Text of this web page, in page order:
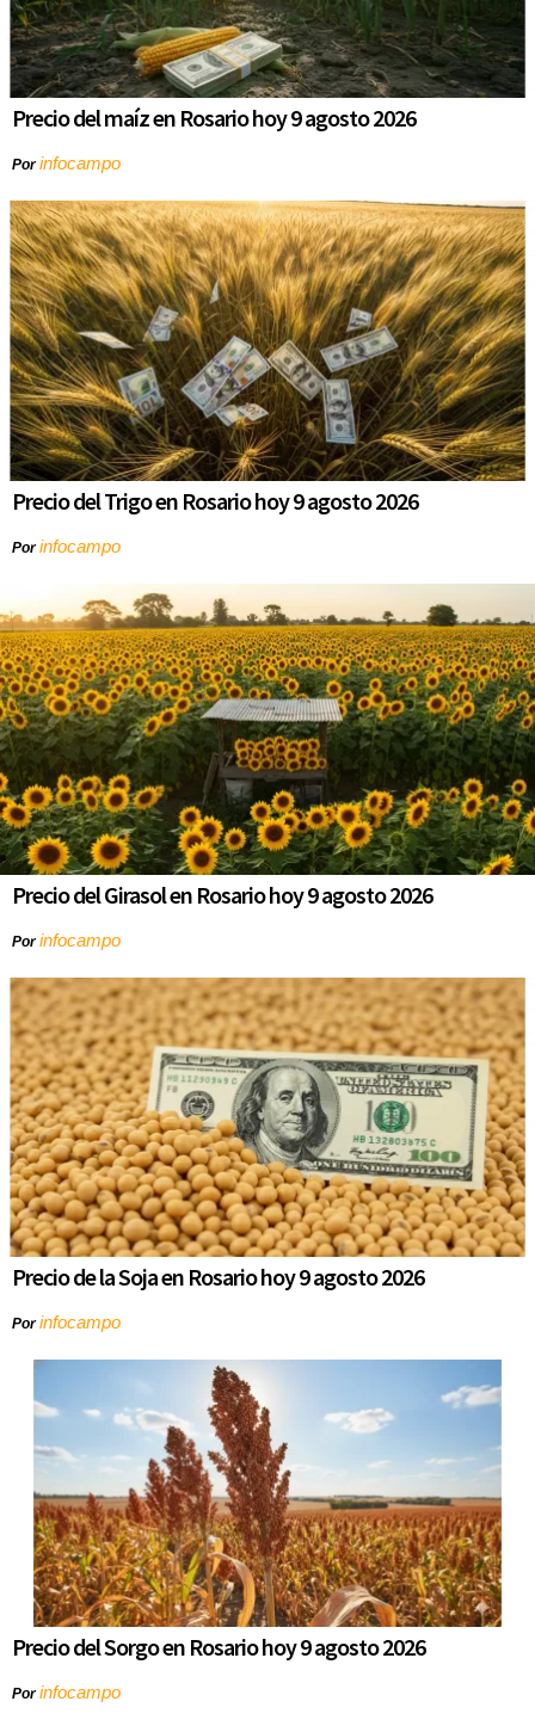
Precio del maíz en Rosario hoy 9 agosto 2026
Porinfocampo
Precio del Trigo en Rosario hoy 9 agosto 2026
Porinfocampo
Precio del Girasol en Rosario hoy 9 agosto 2026
Porinfocampo
Precio de la Soja en Rosario hoy 9 agosto 2026
Porinfocampo
Precio del Sorgo en Rosario hoy 9 agosto 2026
Porinfocampo